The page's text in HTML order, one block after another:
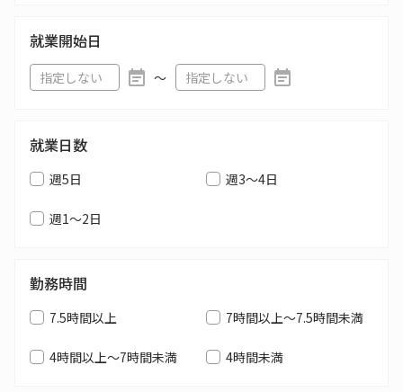
就業開始日
〜
就業日数
週5日 週3～4日
週1～2日
勤務時間
7.5時間以上 7時間以上～7.5時間未満
4時間以上～7時間未満 4時間未満